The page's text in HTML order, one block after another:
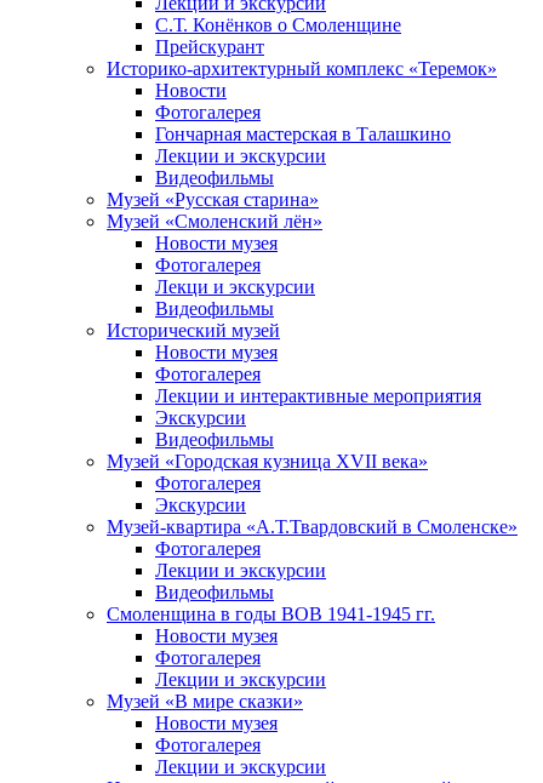
С.Т. Конёнков о Смоленщине
Прейскурант
Историко-архитектурный комплекс «Теремок»
Новости
Фотогалерея
Гончарная мастерская в Талашкино
Лекции и экскурсии
Видеофильмы
Музей «Русская старина»
Музей «Смоленский лён»
Новости музея
Фотогалерея
Лекци и экскурсии
Видеофильмы
Исторический музей
Новости музея
Фотогалерея
Лекции и интерактивные мероприятия
Экскурсии
Видеофильмы
Музей «Городская кузница XVII века»
Фотогалерея
Экскурсии
Музей-квартира «А.Т.Твардовский в Смоленске»
Фотогалерея
Лекции и экскурсии
Видеофильмы
Смоленщина в годы ВОВ 1941-1945 гг.
Новости музея
Фотогалерея
Лекции и экскурсии
Музей «В мире сказки»
Новости музея
Фотогалерея
Лекции и экскурсии